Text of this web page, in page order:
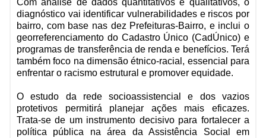
Com análise de dados quantitativos e qualitativos, o
diagnóstico vai identificar vulnerabilidades e riscos por
bairro, com base nas dez Prefeituras-Bairro, e inclui o
georreferenciamento do Cadastro Único (CadÚnico) e
programas de transferência de renda e benefícios. Terá
também foco na dimensão étnico-racial, essencial para
enfrentar o racismo estrutural e promover equidade.
O estudo da rede socioassistencial e dos vazios
protetivos permitirá planejar ações mais eficazes.
Trata-se de um instrumento decisivo para fortalecer a
política pública na área da Assistência Social em